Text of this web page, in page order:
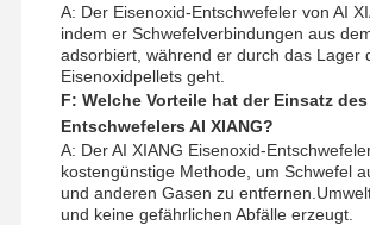
A: Der Eisenoxid-Entschwefeler von AI
indem er Schwefelverbindungen aus
adsorbiert, während er durch das Lager
Eisenoxidpellets geht.
F: Welche Vorteile hat der Einsatz
Entschwefelers AI XIANG?
A: Der AI XIANG Eisenoxid-
kostengünstige Methode, um Schwefel
und anderen Gasen zu
und keine gefährlichen Abfälle erzeugt.